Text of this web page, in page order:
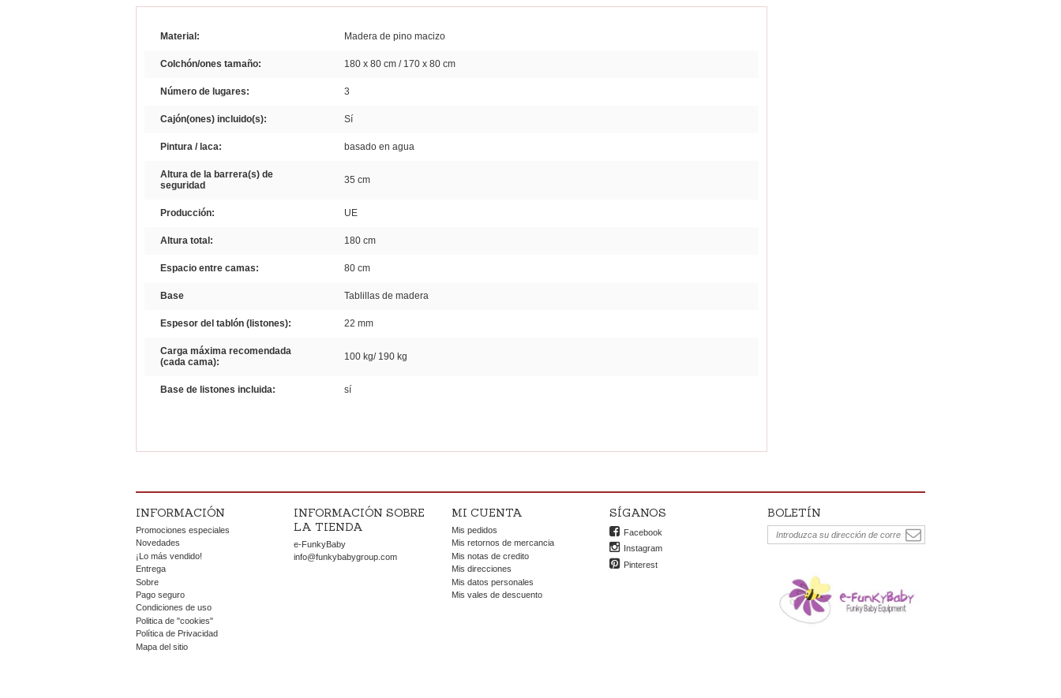
Material: Madera de pino macizo
Colchón/ones tamaño: 180 x 80 cm / 170 x 80 cm
Número de lugares: 3
Cajón(ones) incluido(s): Sí
Pintura / laca: basado en agua
Altura de la barrera(s) de
seguridad
35 cm
Producción: UE
Altura total: 180 cm
Espacio entre camas: 80 cm
Base Tablillas de madera
Espesor del tablón (listones): 22 mm
Carga máxima recomendada
(cada cama):
100 kg/ 190 kg
Base de listones incluida: sí
INFORMACIÓN
Promociones especiales
Novedades
¡Lo más vendido!
Entrega
Sobre
Pago seguro
Condiciones de uso
Politica de "cookies"
Política de Privacidad
Mapa del sitio
INFORMACIÓN SOBRE
LA TIENDA
e-FunkyBaby
info@funkybabygroup.com
MI CUENTA
Mis pedidos
Mis retornos de mercancia
Mis notas de credito
Mis direcciones
Mis datos personales
Mis vales de descuento
BOLETÍN
SÍGANOS
Facebook
Instagram
Pinterest